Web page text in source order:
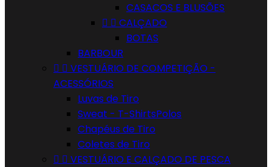
CASACOS E BLUSÕES
  CALÇADO
BOTAS
BARBOUR
  VESTUÁRIO DE COMPETIÇÃO -
ACESSÓRIOS
Luvas de Tiro
Sweat - T-ShirtsPolos
Chapéus de Tiro
Coletes de Tiro
  VESTUÁRIO E CALÇADO DE PESCA